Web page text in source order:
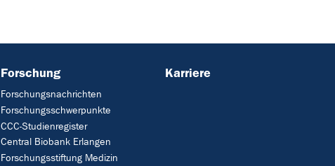
Forschung
Forschungsnachrichten
Forschungsschwerpunkte
CCC-Studienregister
Central Biobank Erlangen
Forschungsstiftung Medizin
Karriere